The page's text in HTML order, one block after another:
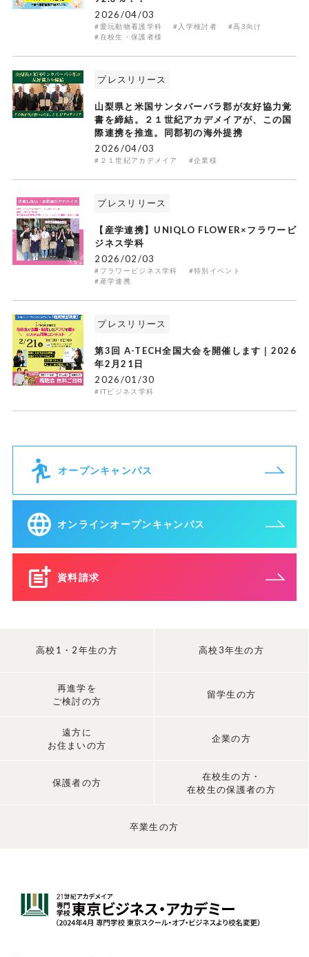
2026/04/03
#愛玩動物看護学科 #入学検討者
#高3向け
#在校生・保護者様
プレスリリース
山梨県と米国サンタバーバラ郡が友好協力覚
書を締結。２１世紀アカデメイアが、この国
際連携を推進。同郡初の海外提携
2026/04/03
#２１世紀アカデメイア #企業様
プレスリリース
【産学連携】UNIQLO FLOWER×フラワービ
ジネス学科
2026/02/03
#フラワービジネス学科
#特別イベント
#産学連携
プレスリリース
第3回 A-TECH全国大会を開催します｜2026
年2月21日
2026/01/30
#ITビジネス学科
オープンキャンパス
オンラインオープンキャンパス
資料請求
高校1・2年生の方 高校3年生の方
再進学を
ご検討の方
留学生の方
遠方に
お住まいの方
企業の方
保護者の方
在校生の方・
在校生の保護者の方
卒業生の方